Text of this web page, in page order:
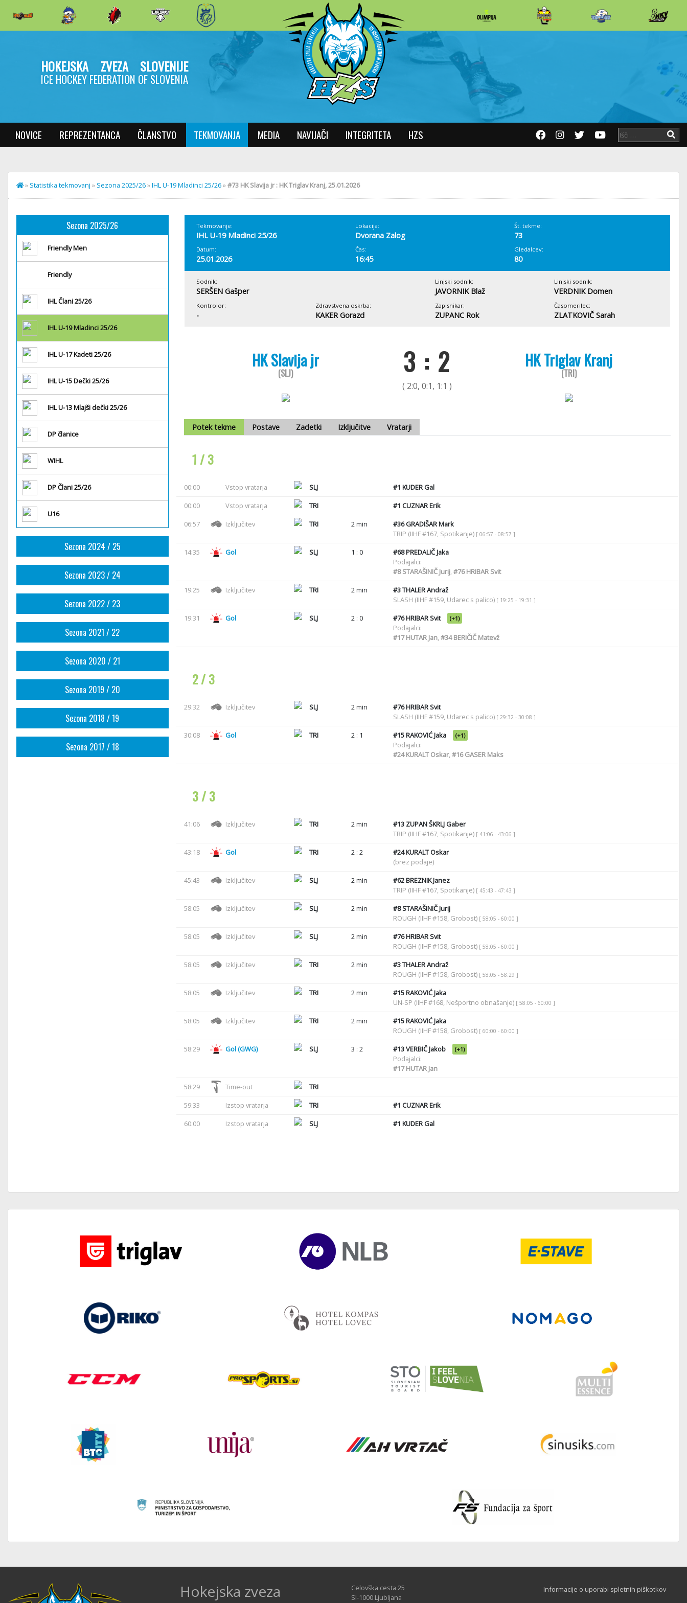
HOKEJSKA ZVEZA SLOVENIJE
ICE HOCKEY FEDERATION OF SLOVENIA
NOVICE REPREZENTANCA ČLANSTVO TEKMOVANJA MEDIA NAVIJAČI INTEGRITETA HZS
» Statistika tekmovanj » Sezona 2025/26»IHL U-19 Mladinci 25/26»#73 HK Slavija jr : HK Triglav Kranj, 25.01.2026
Sezona 2025/26
Friendly Men
Friendly
IHL Člani 25/26
IHL U-19 Mladinci 25/26
IHL U-17 Kadeti 25/26
IHL U-15 Dečki 25/26
IHL U-13 Mlajši dečki 25/26
DP članice
WIHL
DP Člani 25/26
U16
Sezona 2024 / 25
Sezona 2023 / 24
Sezona 2022 / 23
Sezona 2021 / 22
Sezona 2020 / 21
Sezona 2019 / 20
Sezona 2018 / 19
Sezona 2017 / 18
Tekmovanje:
IHL U-19 Mladinci 25/26
Lokacija:
Dvorana Zalog
Št. tekme:
73
Datum:
25.01.2026
Čas:
16:45
Gledalcev:
80
Sodnik:
SERŠEN Gašper
Linjski sodnik:
JAVORNIK Blaž
Linjski sodnik:
VERDNIK Domen
Kontrolor:
-
Zdravstvena oskrba:
KAKER Gorazd
Zapisnikar:
ZUPANC Rok
Časomerilec:
ZLATKOVIČ Sarah
HK Slavija jr
(SLJ) 3 : 2
( 2:0, 0:1, 1:1 )
HK Triglav Kranj
(TRI)
Potek tekme Postave Zadetki Izključitve Vratarji
1 / 3
00:00 Vstop vratarja SLJ #1 KUDER Gal
00:00
Vstop vratarja TRI #1 CUZNAR Erik
06:57
Izključitev TRI 2 min #36GRADIŠAR Mark
TRIP (IIHF #167, Spotikanje) [ 06:57 - 08:57 ]
14:35 Gol SLJ 1 : 0 #68PREDALIČ Jaka
Podajalci:
#8STARAŠINIČ Jurij,#76HRIBAR Svit
19:25
Izključitev TRI 2 min #3THALER Andraž
SLASH (IIHF #159, Udarec s palico) [ 19:25 - 19:31 ]
19:31 Gol SLJ 2 : 0 #76HRIBAR Svit (+1)
Podajalci:
#17HUTAR Jan,#34BERIČIČ Matevž
2 / 3
29:32 Izključitev SLJ 2 min #76HRIBAR Svit
SLASH (IIHF #159, Udarec s palico) [ 29:32 - 30:08 ]
30:08 Gol TRI 2 : 1 #15RAKOVIĆ Jaka (+1)
Podajalci:
#24KURALT Oskar,#16GASER Maks
3 / 3
41:06 Izključitev TRI 2 min #13ZUPAN ŠKRLJ Gaber
TRIP (IIHF #167, Spotikanje) [ 41:06 - 43:06 ]
43:18 Gol TRI 2 : 2 #24KURALT Oskar
(brez podaje)
45:43
Izključitev SLJ 2 min #62BREZNIK Janez
TRIP (IIHF #167, Spotikanje) [ 45:43 - 47:43 ]
58:05 Izključitev SLJ 2 min #8STARAŠINIČ Jurij
ROUGH (IIHF #158, Grobost) [ 58:05 - 60:00 ]
58:05 Izključitev SLJ 2 min #76HRIBAR Svit
ROUGH (IIHF #158, Grobost) [ 58:05 - 60:00 ]
58:05 Izključitev TRI 2 min #3THALER Andraž
ROUGH (IIHF #158, Grobost) [ 58:05 - 58:29 ]
58:05 Izključitev TRI 2 min #15RAKOVIĆ Jaka
UN-SP (IIHF #168, Nešportno obnašanje) [ 58:05 - 60:00 ]
58:05 Izključitev TRI 2 min #15RAKOVIĆ Jaka
ROUGH (IIHF #158, Grobost) [ 60:00 - 60:00 ]
58:29 Gol (GWG) SLJ 3 : 2 #13VERBIČ Jakob (+1)
Podajalci:
#17HUTAR Jan
58:29
Time-out
TRI
59:33
Izstop vratarja TRI #1 CUZNAR Erik
60:00
Izstop vratarja SLJ #1 KUDER Gal
Hokejska zveza
Celovška cesta 25
SI-1000 Ljubljana
Informacije o uporabi spletnih piškotkov